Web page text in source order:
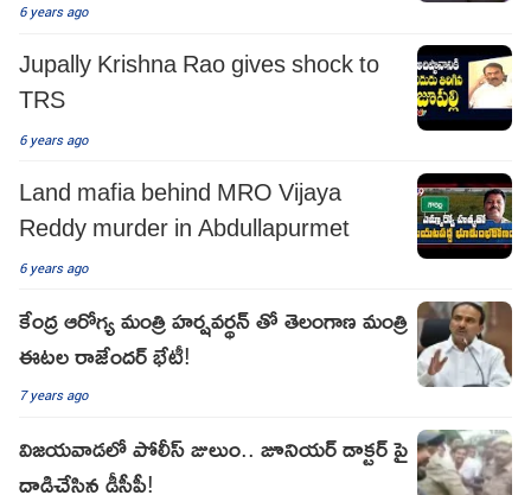
6 years ago
Jupally Krishna Rao gives shock to
TRS
6 years ago
Land mafia behind MRO Vijaya
Reddy murder in Abdullapurmet
6 years ago
కేంద్ర ఆరోగ్య మంత్రి హర్షవర్థన్ తో తెలంగాణ మంత్రి
ఈటల రాజేందర్ భేటీ!
7 years ago
విజయవాడలో పోలీస్ జులుం.. జూనియర్ డాక్టర్ పై
దాడిచేసిన డీసీపీ!